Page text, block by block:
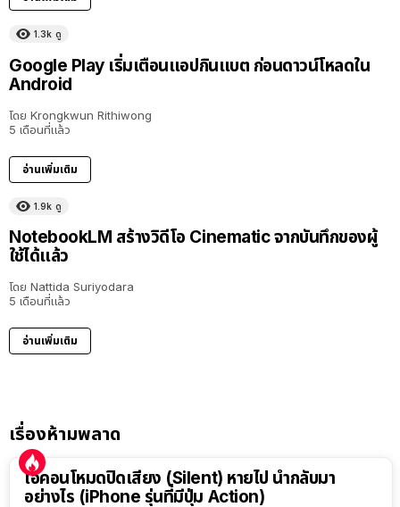
1.3k ดู
Google Play เริ่มเตือนแอปกินแบต ก่อนดาวน์โหลดใน
Android
โดย Krongkwun Rithiwong
5 เดือนที่แล้ว
อ่านเพิ่มเติม
1.9k ดู
NotebookLM สร้างวิดีโอ Cinematic จากบันทึกของผู้
ใช้ได้แล้ว
โดย Nattida Suriyodara
5 เดือนที่แล้ว
อ่านเพิ่มเติม
เรื่องห้ามพลาด
ไอคอนโหมดปิดเสียง (Silent) หายไป นำกลับมา
อย่างไร (iPhone รุ่นที่มีปุ่ม Action)